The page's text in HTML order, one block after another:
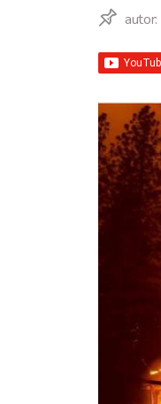
autor: